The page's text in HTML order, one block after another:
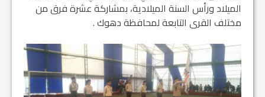
الميلاد ورأس السنة الميلادية، بمشاركة عشرة فرق من
مختلف القرى التابعة لمحافظة دهوك .